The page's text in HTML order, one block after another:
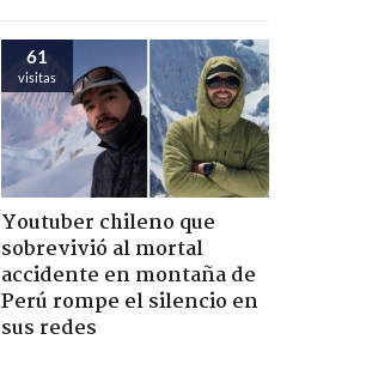
61
visitas
Youtuber chileno que
sobrevivió al mortal
accidente en montaña de
Perú rompe el silencio en
sus redes